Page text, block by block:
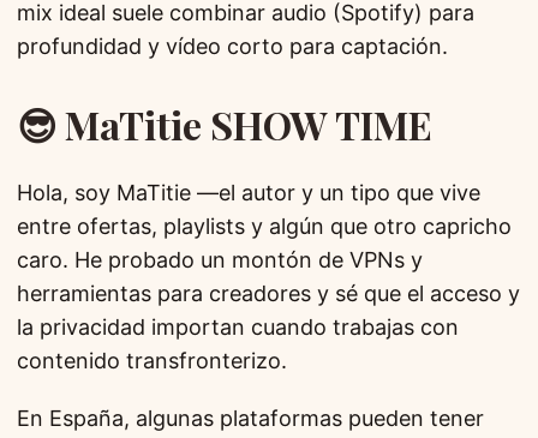
mix ideal suele combinar audio (Spotify) para
profundidad y vídeo corto para captación.
😎 MaTitie SHOW TIME
Hola, soy MaTitie —el autor y un tipo que vive
entre ofertas, playlists y algún que otro capricho
caro. He probado un montón de VPNs y
herramientas para creadores y sé que el acceso y
la privacidad importan cuando trabajas con
contenido transfronterizo.
En España, algunas plataformas pueden tener